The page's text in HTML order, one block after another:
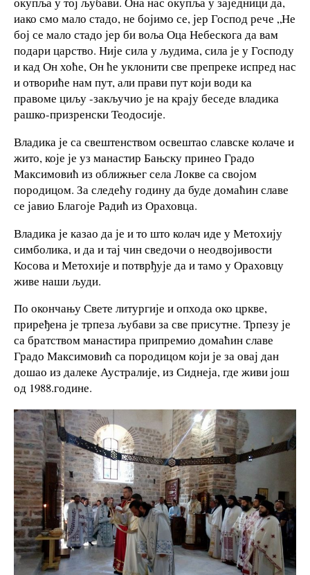
иако смо мало стадо, не бојимо се, јер Господ рече „Не
бој се мало стадо јер би воља Оца Небескога да вам
подари царство. Није сила у људима, сила је у Господу
и кад Он хоће, Он ће уклонити све препреке испред нас
и отвориће нам пут, али прави пут који води ка
правоме циљу -закључио је на крају беседе владика
рашко-призренски Теодосије.
Владика је са свештенством освештао славске колаче и
жито, које је уз манастир Бањску принео Градо
Максимовић из оближњег села Локве са својом
породицом. За следећу годину да буде домаћин славе
се јавио Благоје Радић из Ораховца.
Владика је казао да је и то што колач иде у Метохију
симболика, и да и тај чин сведочи о неодвојивости
Косова и Метохије и потврђује да и тамо у Ораховцу
живе наши људи.
По окончању Свете литургије и опхода око цркве,
приређена је трпеза љубави за све присутне. Трпезу је
са братством манастира припремио домаћин славе
Градо Максимовић са породицом који је за овај дан
дошао из далеке Аустралије, из Сиднеја, где живи још
од 1988.године.